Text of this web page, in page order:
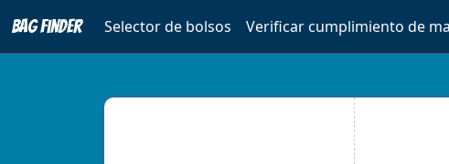
Bag Finder Selector de bolsos Verificar cumplimiento de